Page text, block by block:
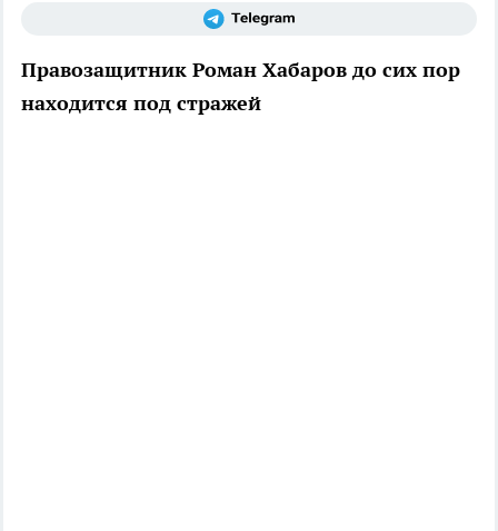
Правозащитник Роман Хабаров до сих пор
находится под стражей